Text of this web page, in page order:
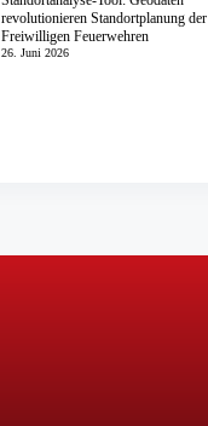
revolutionieren Standortplanung der
Freiwilligen Feuerwehren
26. Juni 2026